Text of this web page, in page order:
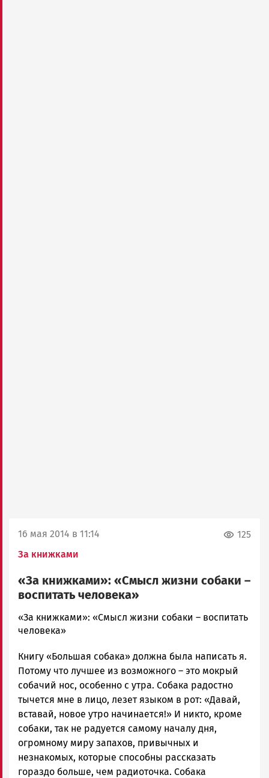
16 мая 2014 в 11:14
За книжками
125
«За книжками»: «Смысл жизни собаки –
воспитать человека»
admintimur
Новости
и
Карелии
|
Петрозаводск
ГОВОРИТ
«За книжками»: «Смысл жизни собаки – воспитать
человека»
Книгу «Большая собака» должна была написать я.
Потому что лучшее из возможного – это мокрый
собачий нос, особенно с утра. Собака радостно
тычется мне в лицо, лезет языком в рот: «Давай,
вставай, новое утро начинается!» И никто, кроме
собаки, так не радуется самому началу дня,
огромному миру запахов, привычных и
незнакомых, которые способны рассказать
гораздо больше, чем радиоточка. Собака